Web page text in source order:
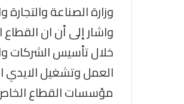
وزارة الصناعة والتجارة والتموين من 4389
واشار إلى أن ان
خلال تأسيس الشركات
العمل وتشغيل الايدي
مؤسسات القطاع